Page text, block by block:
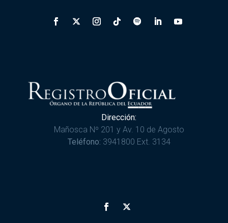
Dirección:
Mañosca Nº 201 y Av. 10 de Agosto
Teléfono: 3941800 Ext. 3134